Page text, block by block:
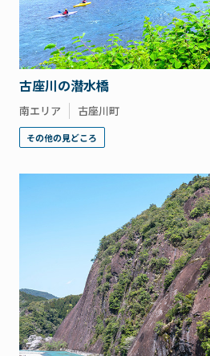
古座川の潜水橋
南エリア 古座川町
その他の見どころ